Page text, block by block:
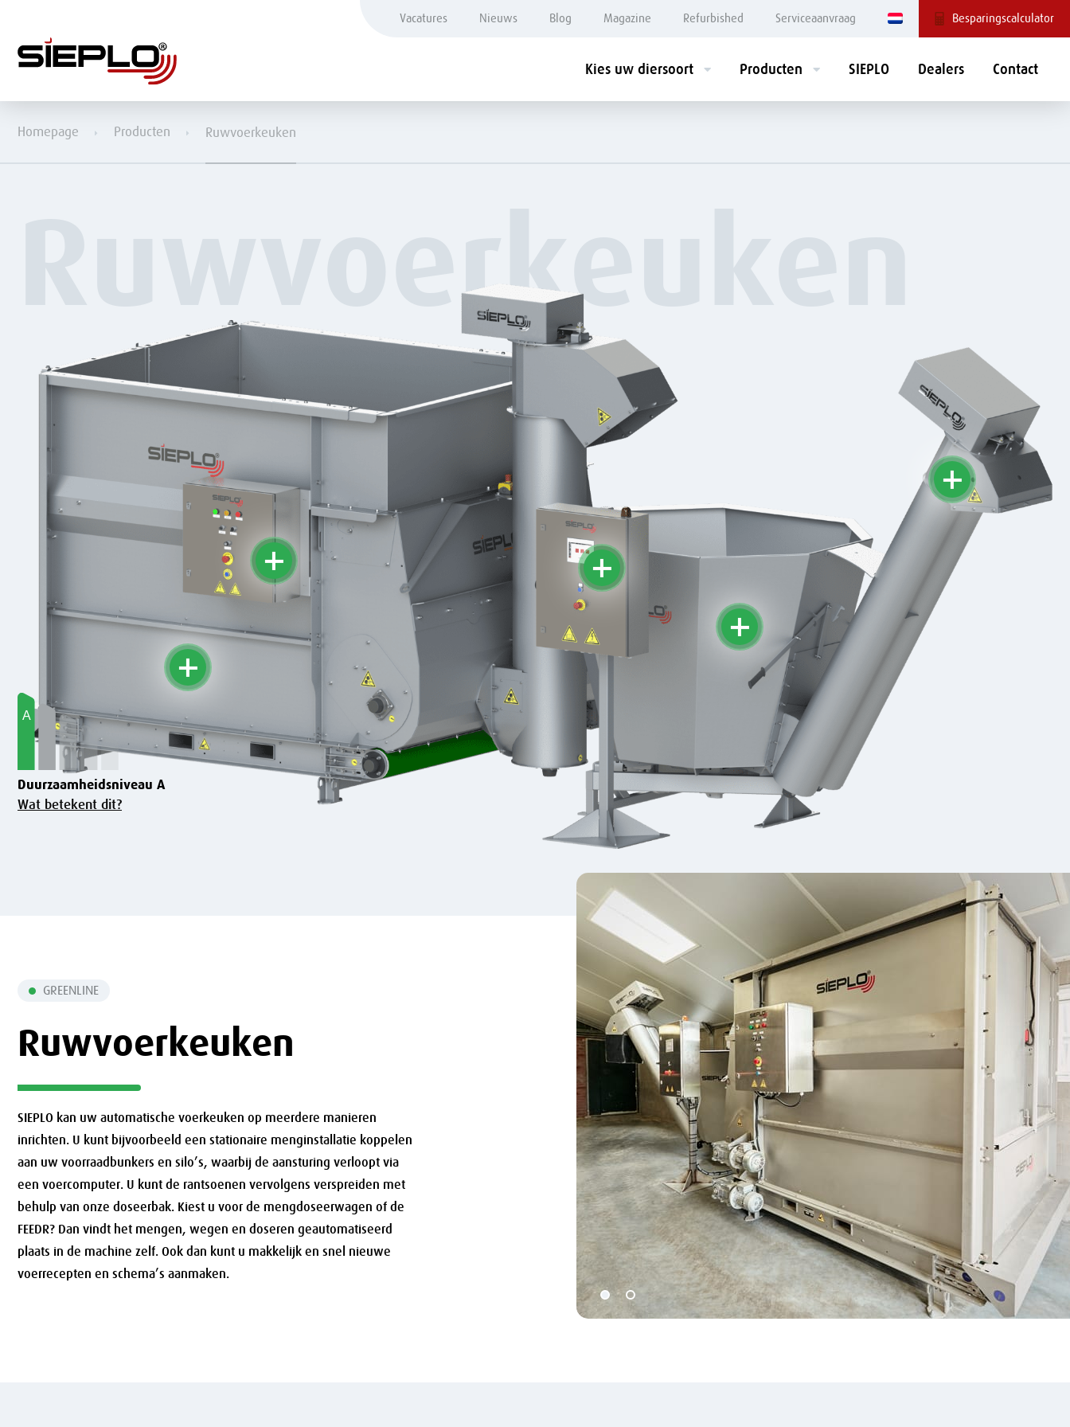
Vacatures Nieuws Blog Magazine Refurbished Serviceaanvraag Besparingscalculator
Kies uw diersoort Producten
Ruwvoerkeuken
SIEPLO Dealers Contact
Homepage Producten Ruwvoerkeuken
Ruwvoerkeuken
Duurzaamheidsniveau A
Wat betekent dit?
GREENLINE
Ruwvoerkeuken
SIEPLO kan uw automatische voerkeuken op meerdere manieren
inrichten. U kunt bijvoorbeeld een stationaire menginstallatie koppelen
aan uw voorraadbunkers en silo’s, waarbij de aansturing verloopt via
een voercomputer. U kunt de rantsoenen vervolgens verspreiden met
behulp van onze doseerbak. Kiest u voor de mengdoseerwagen of de
FEEDR? Dan vindt het mengen, wegen en doseren geautomatiseerd
plaats in de machine zelf. Ook dan kunt u makkelijk en snel nieuwe
voerrecepten en schema’s aanmaken.